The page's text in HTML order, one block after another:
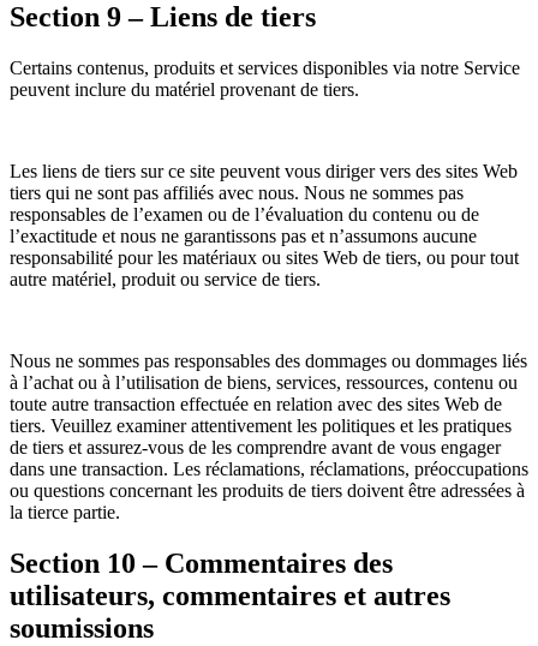
Section 9 – Liens de tiers
Certains contenus, produits et services disponibles via notre Service
peuvent inclure du matériel provenant de tiers.
Les liens de tiers sur ce site peuvent vous diriger vers des sites Web
tiers qui ne sont pas affiliés avec nous. Nous ne sommes pas
responsables de l’examen ou de l’évaluation du contenu ou de
l’exactitude et nous ne garantissons pas et n’assumons aucune
responsabilité pour les matériaux ou sites Web de tiers, ou pour tout
autre matériel, produit ou service de tiers.
Nous ne sommes pas responsables des dommages ou dommages liés
à l’achat ou à l’utilisation de biens, services, ressources, contenu ou
toute autre transaction effectuée en relation avec des sites Web de
tiers. Veuillez examiner attentivement les politiques et les pratiques
de tiers et assurez-vous de les comprendre avant de vous engager
dans une transaction. Les réclamations, réclamations, préoccupations
ou questions concernant les produits de tiers doivent être adressées à
la tierce partie.
Section 10 – Commentaires des
utilisateurs, commentaires et autres
soumissions